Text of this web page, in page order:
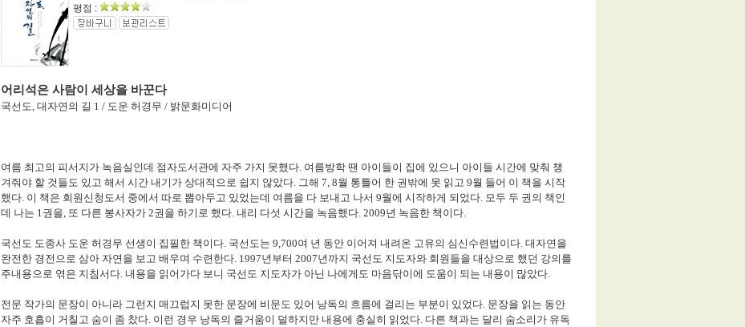
평점 :
어리석은 사람이 세상을 바꾼다
국선도 대자연의 길 1 / 도운 허경무 / 밝문화미디어
여름 최고의 피서지가 녹음실인데 점자도서관에 자주 가지 못했다 여름방학 땐 아이들이 집에 있으니 아이들 시간에 맞춰 챙
겨줘야 할 것들도 있고 해서 시간 내기가 상대적으로 쉽지 않았다 그해 7, 8월 통틀어 한 권밖에 못 읽고 9월 들어 이 책을 시작
했다 이 책은 회원신청도서 중에서 따로 뽑아두고 있었는데 여름을 다 보내고 나서 9월에 시작하게 되었다 모두 두 권의 책인
데 나는 1 권을 또 다른 봉사자가 2권을 하기로 했다 내리 다섯 시간을 녹음했다 . 2009년 녹음한 책이다
국선도 도종사 도운 허경무 선생이 집필한 책이다 국선도는 9,700여 년 동안 이어져 내려온 고유의 심신수련법이다 대자연을
완전한 경전으로 삼아 자연을 보고 배우며 수련한다 . 1997년부터 2007년까지 국선도 지도자와 회원들을 대상으로 했던 강의를
주내용으로 엮은 지침서다 내용을 읽어가다 보니 국선도 지도자가 아닌 나에게도 마음닦이에 도움이 되는 내용이 많았다
전문 작가의 문장이 아니라 그런지 매끄럽지 못한 문장에 비문도 있어 낭독의 흐름에 걸리는 부분이 있었다 문장을 읽는 동안
자주 호흡이 거칠고 숨이 좀 찼다 이런 경우 낭독의 즐거움이 덜하지만 내용에 충실히 읽었다 다른 책과는 달리 숨소리가 유독